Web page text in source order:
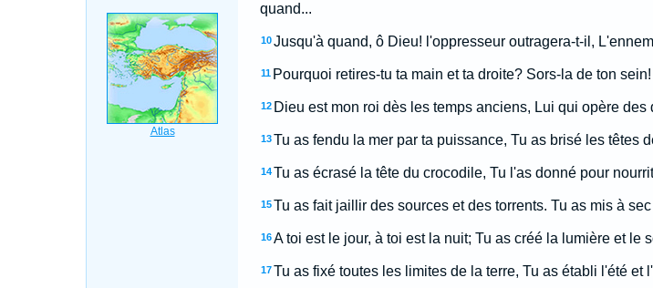
quand...
10 Jusqu'à quand, ô Dieu! l'oppresseur outragera-t-il,
11 Pourquoi retires-tu ta main et ta droite? Sors-la de ton
12 Dieu est mon roi dès les temps anciens, Lui qui opère
13 Tu as fendu la mer par ta puissance, Tu as brisé les têtes
14 Tu as écrasé la tête du crocodile, Tu l'as donné pour
15 Tu as fait jaillir des sources et des torrents. Tu as mis à
16 A toi est le jour, à toi est la nuit; Tu as créé la lumière et le
17 Tu as fixé toutes les limites de la terre, Tu as établi l'été et